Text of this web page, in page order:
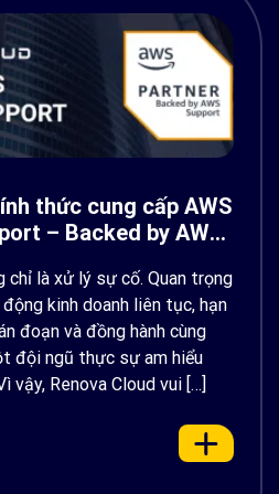
thức cung cấp AWS
– Backed by AWS
chỉ là xử lý sự cố. Quan trọng
kinh doanh liên tục, hạn
đoạn và đồng hành cùng
đội ngũ thực sự am hiểu
vậy, Renova Cloud vui […]